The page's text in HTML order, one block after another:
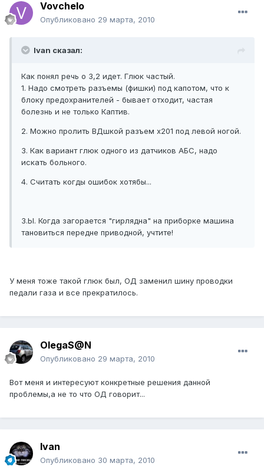
Vovchelo
Опубликовано 29 марта, 2010
Ivan сказал:
Как понял речь о 3,2 идет. Глюк частый.
1. Надо смотреть разъемы (фишки) под капотом, что к
блоку предохранителей - бывает отходит, частая
болезнь и не только Каптив.
2. Можно пролить ВДшкой разъем х201 под левой ногой.
3. Как вариант глюк одного из датчиков АБС, надо
искать больного.
4. Считать когды ошибок хотябы...
З.Ы. Когда загорается "гирлядна" на приборке машина
тановиться передне приводной, учтите!
У меня тоже такой глюк был, ОД заменил шину проводки
педали газа и все прекратилось.
OlegaS@N
Опубликовано 29 марта, 2010
Вот меня и интересуют конкретные решения данной
проблемы,а не то что ОД говорит...
Ivan
Опубликовано 30 марта, 2010